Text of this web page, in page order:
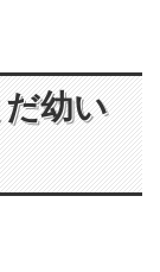
幼い